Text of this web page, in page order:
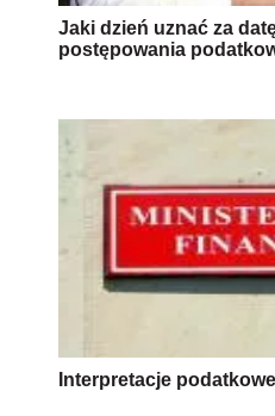
Jaki dzień uznać za
postępowania
Interpretacje podatkowe